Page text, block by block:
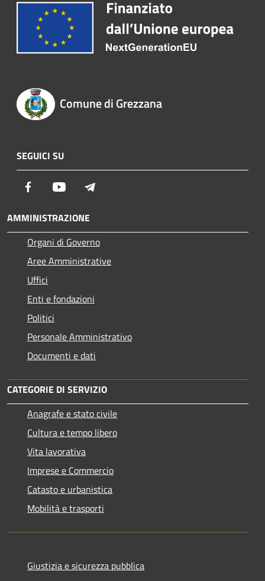
Comune di Grezzana
SEGUICI SU
Facebook Youtube
AMMINISTRAZIONE
Organi di Governo
Aree Amministrative
Uffici
Enti e fondazioni
Politici
Personale Amministrativo
Documenti e dati
CATEGORIE DI SERVIZIO
Anagrafe e stato civile
Cultura e tempo libero
Vita lavorativa
Imprese e Commercio
Catasto e urbanistica
Mobilità e trasporti
Giustizia e sicurezza pubblica